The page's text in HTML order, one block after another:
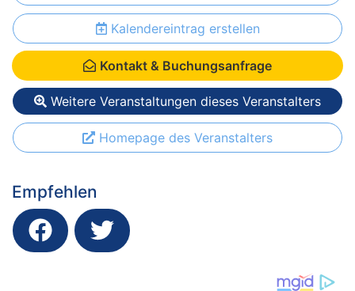
Kalendereintrag erstellen
Kontakt & Buchungsanfrage
Weitere Veranstaltungen dieses Veranstalters
Homepage des Veranstalters
Empfehlen